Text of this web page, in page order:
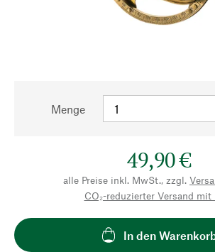
Menge
49,90 €
alle Preise inkl. MwSt., zzgl.
CO₂-reduzierter Versand mit
In den